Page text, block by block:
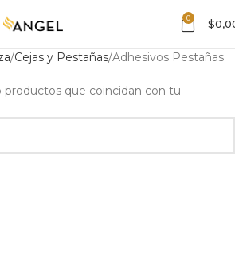
0 $
Cejas y Pestañas Adhesivos Pestañas
productos que coincidan con tu